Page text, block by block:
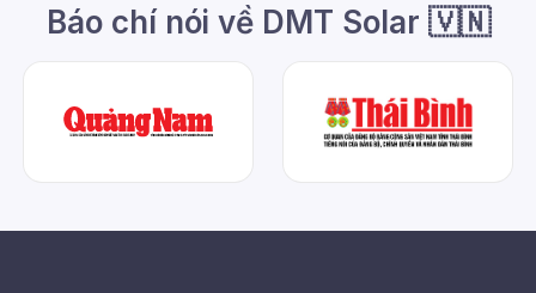
Báo chí nói về DMT Solar 🇻🇳